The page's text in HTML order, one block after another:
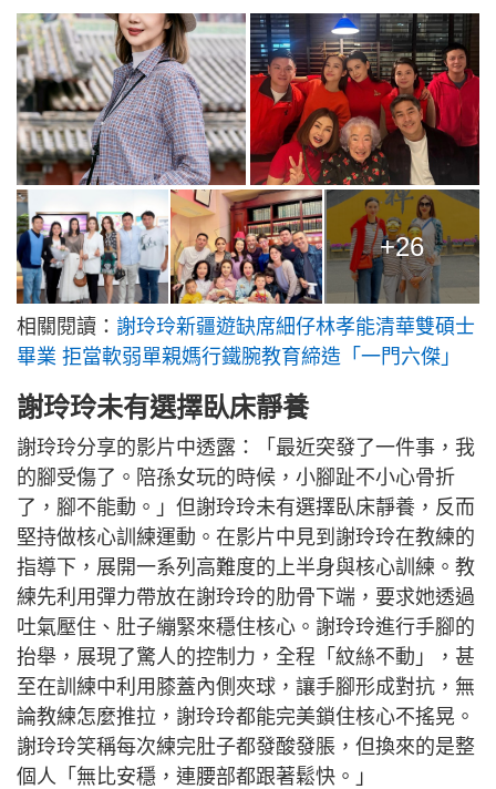
+26
相關閱讀： 謝玲玲新疆遊缺席細仔林孝能清華雙碩士
畢業 拒當軟弱單親媽行鐵腕教育締造「一門六傑」
謝玲玲未有選擇臥床靜養
謝玲玲分享的影片中透露：「最近突發了一件事，我
的腳受傷了。陪孫女玩的時候，小腳趾不小心骨折
了，腳不能動。」但謝玲玲未有選擇臥床靜養，反而
堅持做核心訓練運動。在影片中見到謝玲玲在教練的
指導下，展開一系列高難度的上半身與核心訓練。教
練先利用彈力帶放在謝玲玲的肋骨下端，要求她透過
吐氣壓住、肚子繃緊來穩住核心。謝玲玲進行手腳的
抬舉，展現了驚人的控制力，全程「紋絲不動」，甚
至在訓練中利用膝蓋內側夾球，讓手腳形成對抗，無
論教練怎麼推拉，謝玲玲都能完美鎖住核心不搖晃。
謝玲玲笑稱每次練完肚子都發酸發脹，但換來的是整
個人「無比安穩，連腰部都跟著鬆快。」